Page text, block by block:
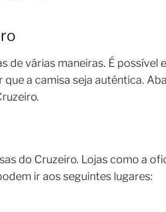
de várias maneiras. É possível
a camisa seja autêntica.
do Cruzeiro. Lojas como a
ir aos seguintes lugares: